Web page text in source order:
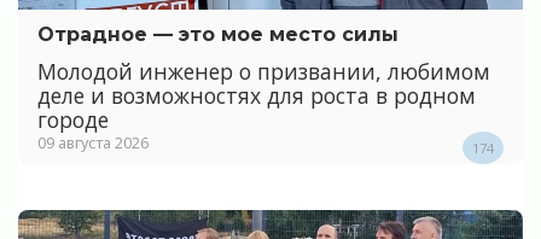
Отрадное — это мое место силы
Молодой инженер о призвании, любимом
деле и возможностях для роста в родном
городе
09 августа 2026 174